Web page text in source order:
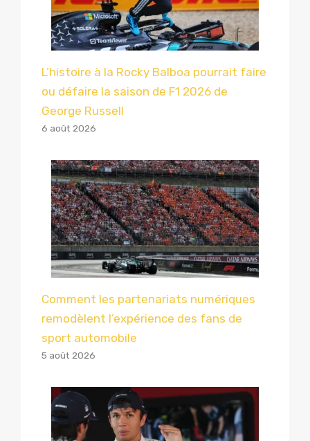
L’histoire à la Rocky Balboa pourrait faire
ou défaire la saison de F1 2026 de
George Russell
6 août 2026
Comment les partenariats numériques
remodèlent l’expérience des fans de
sport automobile
5 août 2026